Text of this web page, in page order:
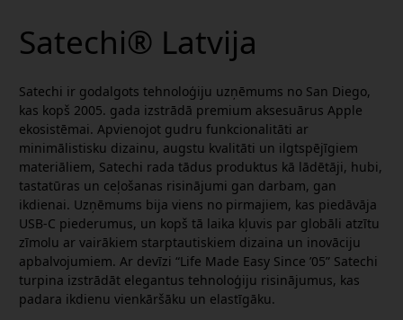
Satechi® Latvija
Satechi ir godalgots tehnoloģiju uzņēmums no San Diego,
kas kopš 2005. gada izstrādā premium aksesuārus Apple
ekosistēmai. Apvienojot gudru funkcionalitāti ar
minimālistisku dizainu, augstu kvalitāti un ilgtspējīgiem
materiāliem, Satechi rada tādus produktus kā lādētāji, hubi,
tastatūras un ceļošanas risinājumi gan darbam, gan
ikdienai. Uzņēmums bija viens no pirmajiem, kas piedāvāja
USB-C piederumus, un kopš tā laika kļuvis par globāli atzītu
zīmolu ar vairākiem starptautiskiem dizaina un inovāciju
apbalvojumiem. Ar devīzi “Life Made Easy Since ’05” Satechi
turpina izstrādāt elegantus tehnoloģiju risinājumus, kas
padara ikdienu vienkāršāku un elastīgāku.